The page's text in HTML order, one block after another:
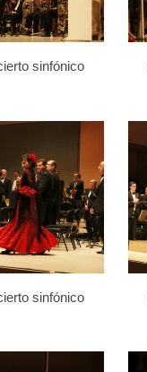
sinfónico
sinfónico